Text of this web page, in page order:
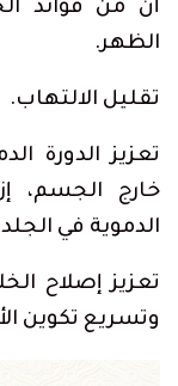
أن من فوائد
الظهر.
تقليل الالتهاب.
تعزيز الدورة
خارج الجسم،
الدموية في
تعزيز إصلاح
وتسريع تكوين